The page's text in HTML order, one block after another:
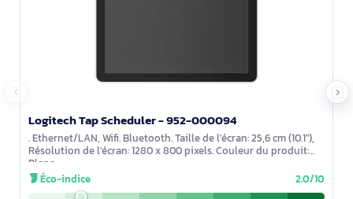
Logitech Tap Scheduler - 952-000094
. Ethernet/LAN, Wifi. Bluetooth. Taille de l'écran: 25,6 cm (10.1"),
Résolution de l'écran: 1280 x 800 pixels. Couleur du produit:
Blanc
Éco-indice
2.0/10